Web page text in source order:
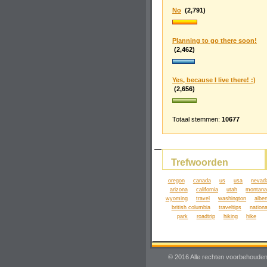
No (2,791)
Planning to go there soon!
(2,462)
Yes, because I live there! :)
(2,656)
Totaal stemmen: 10677
Trefwoorden
oregon canada us usa
arizona
california utah
montana
wyoming
travel washington
british columbia
traveltips
national
park
roadtrip hiking hike
© 2016 Alle rechten voorbehouden.